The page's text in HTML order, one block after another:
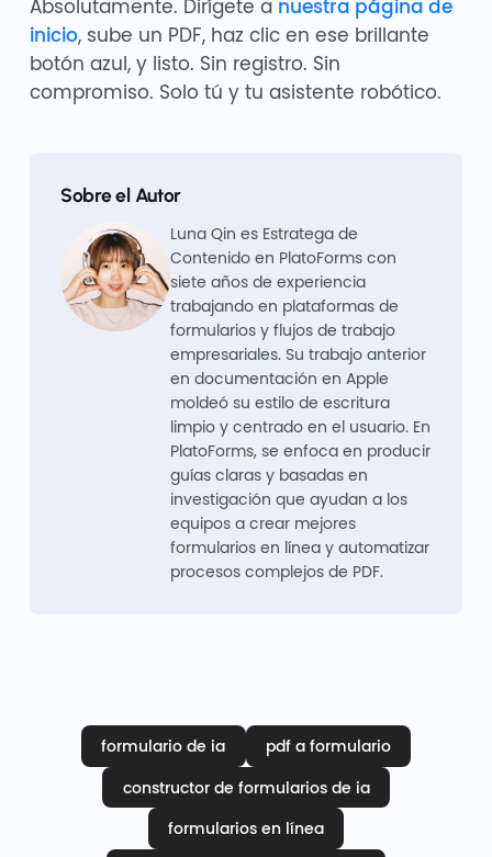
Absolutamente. Dirígete a nuestra página de
inicio, sube un PDF, haz clic en ese brillante
botón azul, y listo. Sin registro. Sin
compromiso. Solo tú y tu asistente robótico.
Sobre el Autor
Luna Qin es Estratega de
Contenido en PlatoForms con
siete años de experiencia
trabajando en plataformas de
formularios y flujos de trabajo
empresariales. Su trabajo anterior
en documentación en Apple
moldeó su estilo de escritura
limpio y centrado en el usuario. En
PlatoForms, se enfoca en producir
guías claras y basadas en
investigación que ayudan a los
equipos a crear mejores
formularios en línea y automatizar
procesos complejos de PDF.
formulario de ia
pdf a formulario
constructor de formularios de ia
formularios en línea